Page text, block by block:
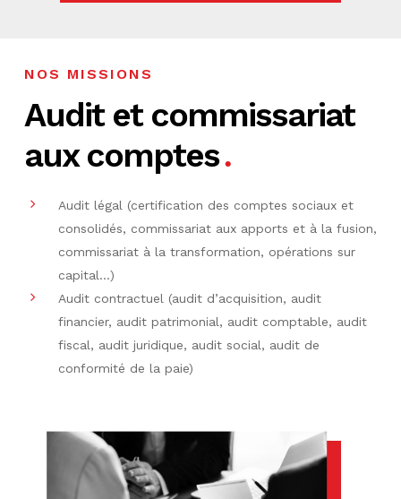
NOS MISSIONS
Audit et commissariat
aux comptes
Audit légal (certification des comptes sociaux et
consolidés, commissariat aux apports et à la fusion,
commissariat à la transformation, opérations sur
capital…)
Audit contractuel (audit d’acquisition, audit
financier, audit patrimonial, audit comptable, audit
fiscal, audit juridique, audit social, audit de
conformité de la paie)